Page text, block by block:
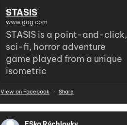
STASIS
www.gog.com
STASIS is a point-and-click,
sci-fi, horror adventure
game played from a unique
isometric
View on Facebook · Share